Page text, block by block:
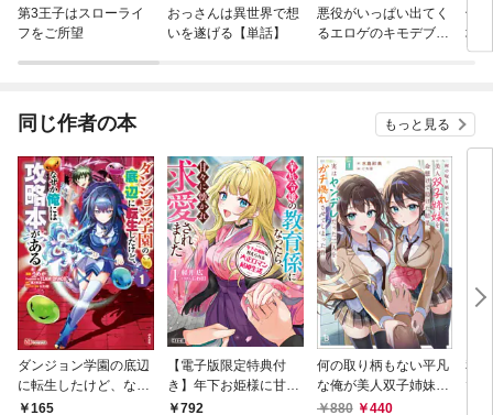
第3王子はスローライ
フをご所望
おっさんは異世界で想
いを遂げる【単話】
悪役がいっぱい出てく
るエロゲのキモデブ悪
防いでスローライフを
目指す【分冊版】
領
境
ア
同じ作者の本 もっと見る
ダンジョン学園の底辺
に転生したけど、なぜ
か俺には攻略本がある
165
【電子版限定特典付
き】年下お姫様に甘え
られる大正ロマン結婚
792
何の取り柄もない平凡
な俺が美人双子姉妹を
命懸けで助けた結果、
880 440
私
で